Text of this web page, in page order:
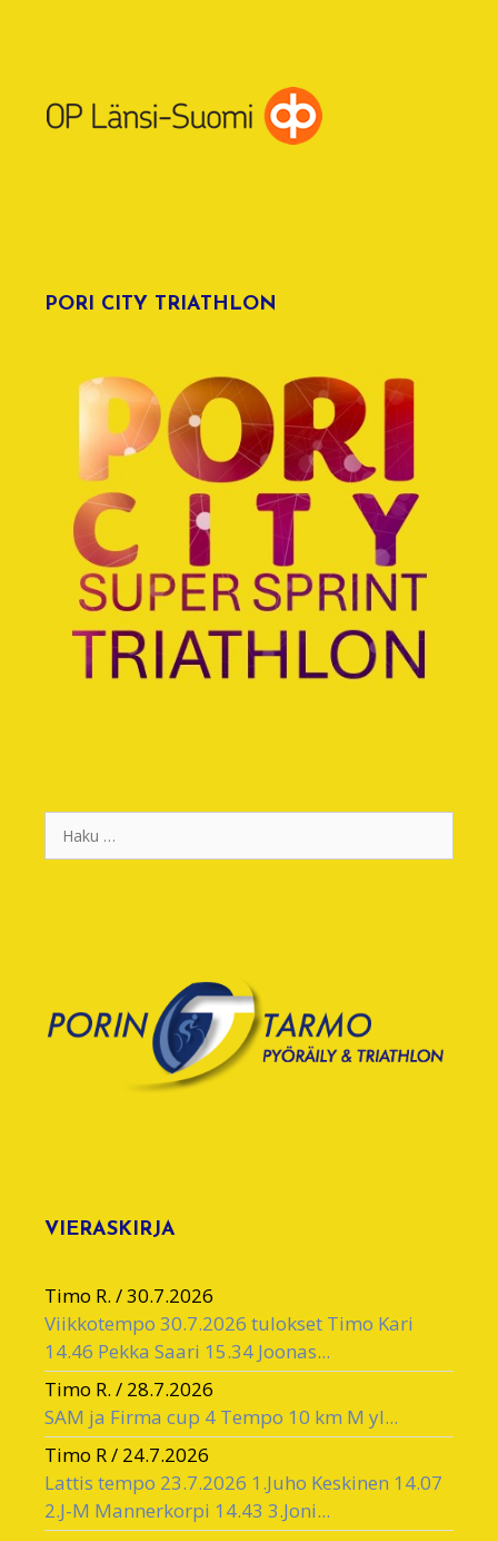
PORI CITY TRIATHLON
Haku:
VIERASKIRJA
Timo R. /30.7.2026
Viikkotempo 30.7.2026 tulokset Timo Kari
14.46 Pekka Saari 15.34 Joonas...
Timo R. / 28.7.2026
SAM ja Firma cup 4 Tempo 10 km M yl...
Timo R/ 24.7.2026
Lattis tempo 23.7.2026 1.Juho Keskinen 14.07
2.J-M Mannerkorpi 14.43 3.Joni...